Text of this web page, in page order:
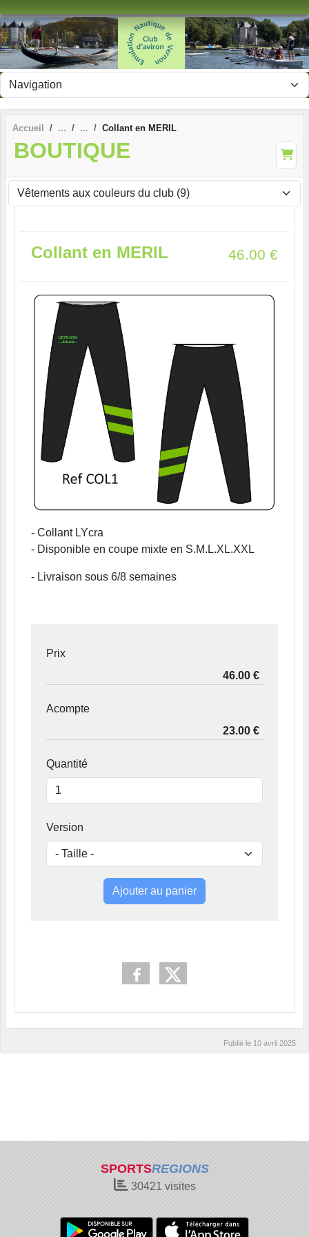
Accueil Collant en MERIL
BOUTIQUE
Collant en MERIL 46.00 €
- Collant LYcra
- Disponible en coupe mixte en S.M.L.XL.XXL
- Livraison sous 6/8 semaines
Prix
Acompte
Quantité
Version
Ajouter au panier
Publié le 10 avril 2025
SPORTSREGIONS
30421 visites